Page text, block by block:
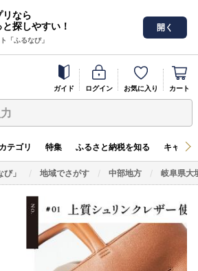
なら
探しやすい！
「ふるなび」
開く
ガイド ログイン お気に入り カート
カテゴリ 特集 ふるさと納税を知る キャン
」 地域でさがす 中部地方 岐阜県大